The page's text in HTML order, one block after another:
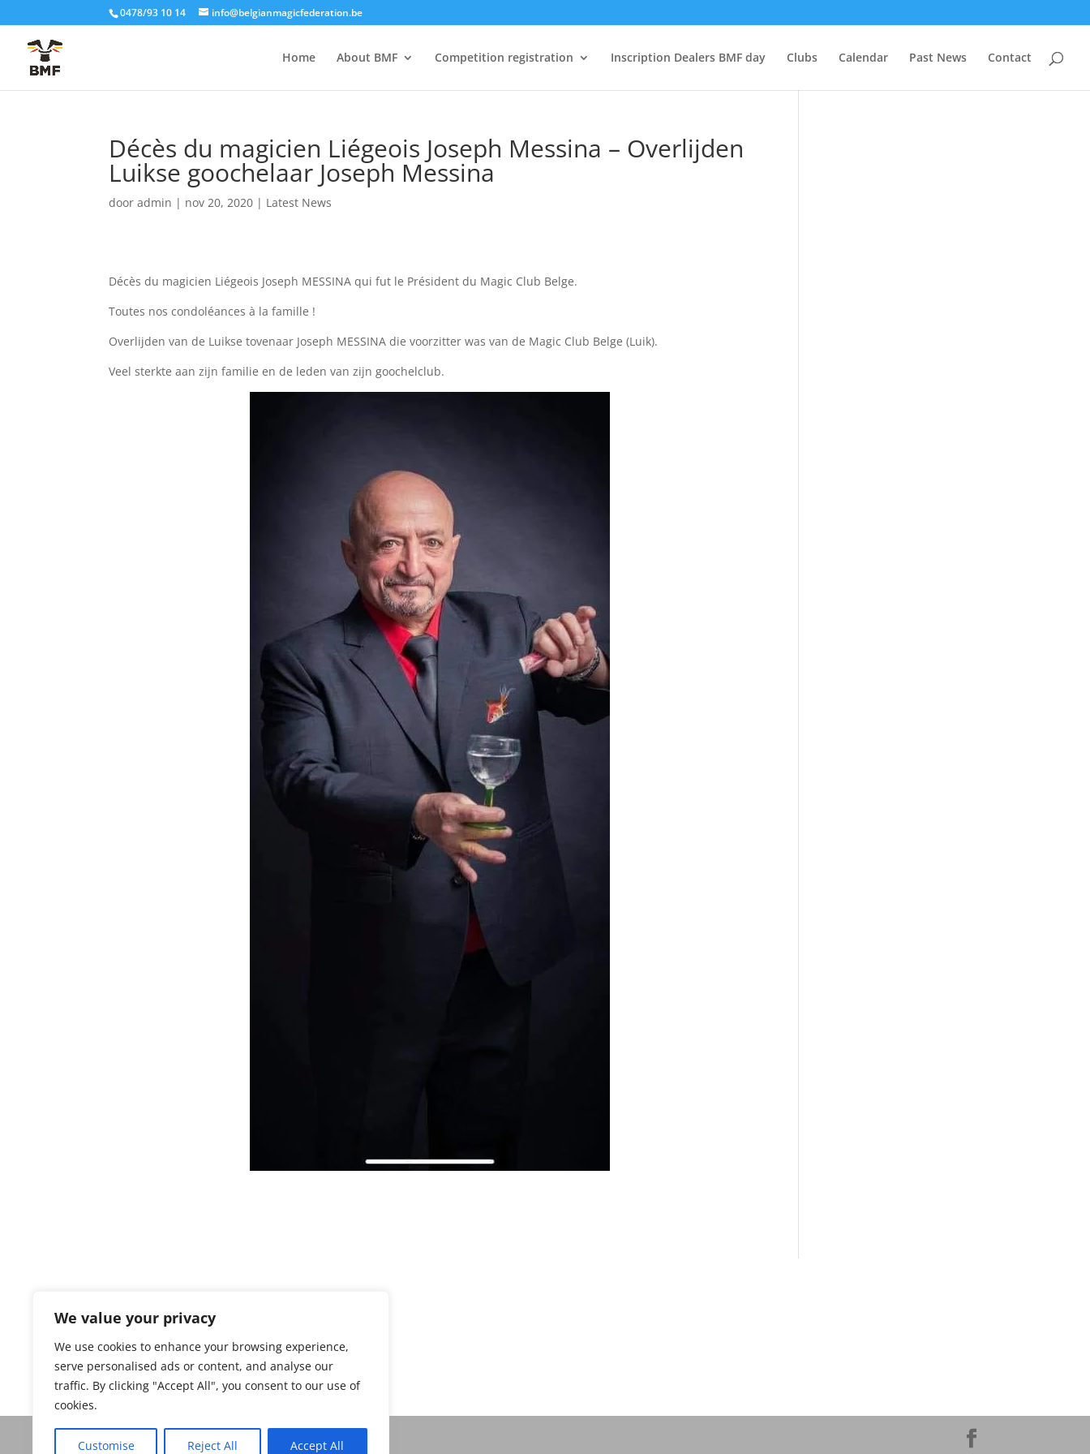
We value your privacy
We use cookies to enhance your browsing experience,
serve personalised ads or content, and analyse our
traffic. By clicking "Accept All", you consent to our use of
cookies.
Customise Reject All Accept All
0478/93 10 14 info@belgianmagicfederation.be
Home About BMF Competition registration Inscription Dealers BMF day Clubs Calendar Past News Contact
Décès du magicien Liégeois Joseph Messina – Overlijden
Luikse goochelaar Joseph Messina
dooradmin | nov 20, 2020 | Latest News
Décès du magicien Liégeois Joseph MESSINA qui fut le Président du Magic Club Belge.
Toutes nos condoléances à la famille !
Overlijden van de Luikse tovenaar Joseph MESSINA die voorzitter was van de Magic Club Belge (Luik).
Veel sterkte aan zijn familie en de leden van zijn goochelclub.
Privacy policy